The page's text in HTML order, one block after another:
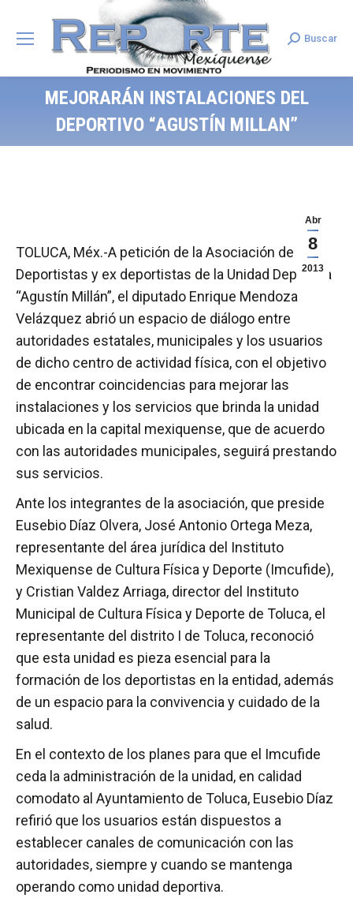
Search:
Buscar
MEJORARÁN INSTALACIONES DEL
DEPORTIVO “AGUSTÍN MILLAN”
Abr
8
2013
TOLUCA, Méx.-A petición de la Asociación de
Deportistas y ex deportistas de la Unidad Deportiva
“Agustín Millán”, el diputado Enrique Mendoza
Velázquez abrió un espacio de diálogo entre
autoridades estatales, municipales y los usuarios
de dicho centro de actividad física, con el objetivo
de encontrar coincidencias para mejorar las
instalaciones y los servicios que brinda la unidad
ubicada en la capital mexiquense, que de acuerdo
con las autoridades municipales, seguirá prestando
sus servicios.
Ante los integrantes de la asociación, que preside
Eusebio Díaz Olvera, José Antonio Ortega Meza,
representante del área jurídica del Instituto
Mexiquense de Cultura Física y Deporte (Imcufide),
y Cristian Valdez Arriaga, director del Instituto
Municipal de Cultura Física y Deporte de Toluca, el
representante del distrito I de Toluca, reconoció
que esta unidad es pieza esencial para la
formación de los deportistas en la entidad, además
de un espacio para la convivencia y cuidado de la
salud.
En el contexto de los planes para que el Imcufide
ceda la administración de la unidad, en calidad
comodato al Ayuntamiento de Toluca, Eusebio Díaz
refirió que los usuarios están dispuestos a
establecer canales de comunicación con las
autoridades, siempre y cuando se mantenga
operando como unidad deportiva.